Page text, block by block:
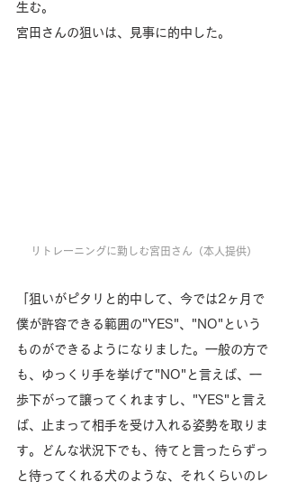
生む。
宮田さんの狙いは、見事に的中した。
リトレーニングに勤しむ宮田さん（本人提供）
「狙いがピタリと的中して、今では2ヶ月で
僕が許容できる範囲の"YES"、"NO"という
ものができるようになりました。一般の方で
も、ゆっくり手を挙げて"NO"と言えば、一
歩下がって譲ってくれますし、"YES"と言え
ば、止まって相手を受け入れる姿勢を取りま
す。どんな状況下でも、待てと言ったらずっ
と待ってくれる犬のような、それくらいのレ